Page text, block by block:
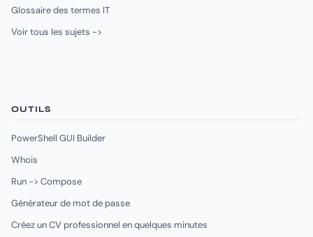
Glossaire des termes IT
Voir tous les sujets ->
OUTILS
PowerShell GUI Builder
Whois
Run -> Compose
Générateur de mot de passe
Créez un CV professionnel en quelques minutes